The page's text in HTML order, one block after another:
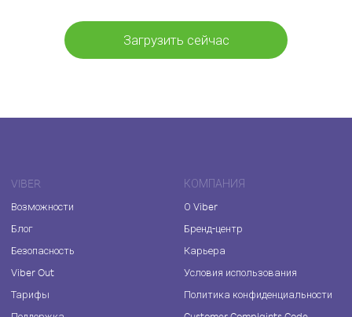
Загрузить сейчас
VIBER
Возможности
Блог
Безопасность
Viber Out
Тарифы
КОМПАНИЯ
О Viber
Бренд-центр
Карьера
Условия использования
Политика конфиденциальности